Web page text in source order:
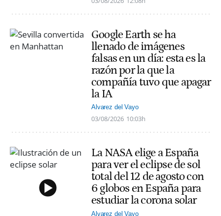
Google Earth se ha
llenado de imágenes
falsas en un día: esta es la
razón por la que la
compañía tuvo que apagar
la IA
Alvarez del Vayo
03/08/2026 10:03h
La NASA elige a España
para ver el eclipse de sol
total del 12 de agosto con
6 globos en España para
estudiar la corona solar
Alvarez del Vayo